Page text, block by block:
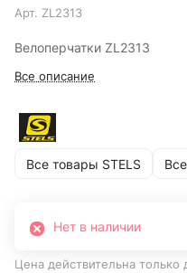
Арт. ZL2313
Велоперчатки ZL2313
Все описание
Все товары STELS
Нет в наличии
Цена действительна только